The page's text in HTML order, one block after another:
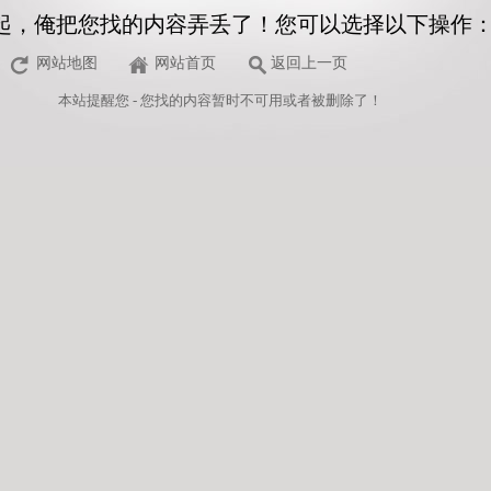
，俺把您找的内容弄丢了！您可以选择以下操作
网站地图 网站首页 返回上一页
本站提醒您 - 您找的内容暂时不可用或者被删除了！